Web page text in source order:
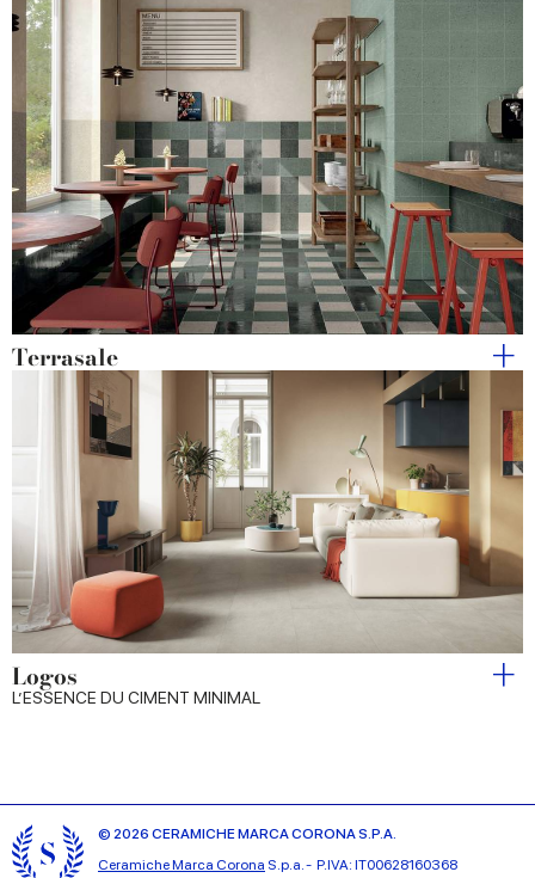
Terrasale
Logos
L’ESSENCE DU CIMENT MINIMAL
© 2026 CERAMICHE MARCA CORONA S.P.A.
Ceramiche Marca Corona S.p.a. - P.IVA: IT00628160368